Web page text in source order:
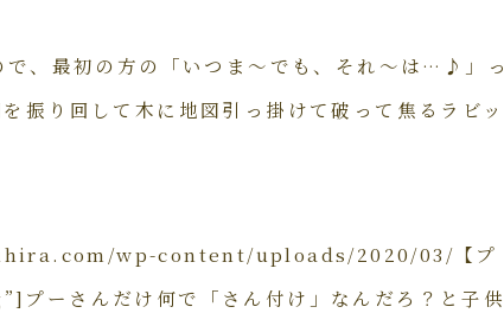
で、最初の方の「いつま〜でも、それ〜は…♪」っ
振り回して木に地図引っ掛けて破って焦るラビッ
wp-content/uploads/2020/03/【プ
プーさんだけ何で「さん付け」なんだろ？と子供